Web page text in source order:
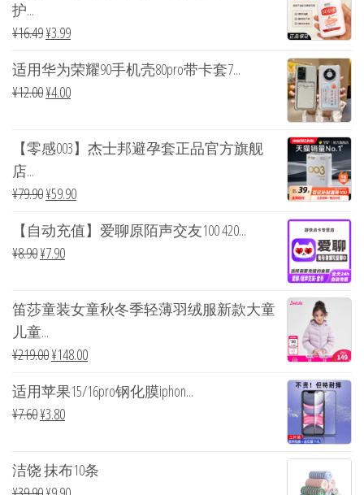
护...
¥16.49¥3.99
适用华为荣耀90手机壳80pro带卡套7...
¥12.00¥4.00
【零感003】杰士邦避孕套正品官方旗舰
店...
¥79.90¥59.90
【自动充值】爱聊原陌声交友100 420...
¥8.90¥7.90
笛莎童装女童秋冬季轻薄羽绒服新款大童
儿童...
¥219.00¥148.00
适用苹果15/16pro钢化膜iphon...
¥7.60¥3.80
洁饶 抹布10条